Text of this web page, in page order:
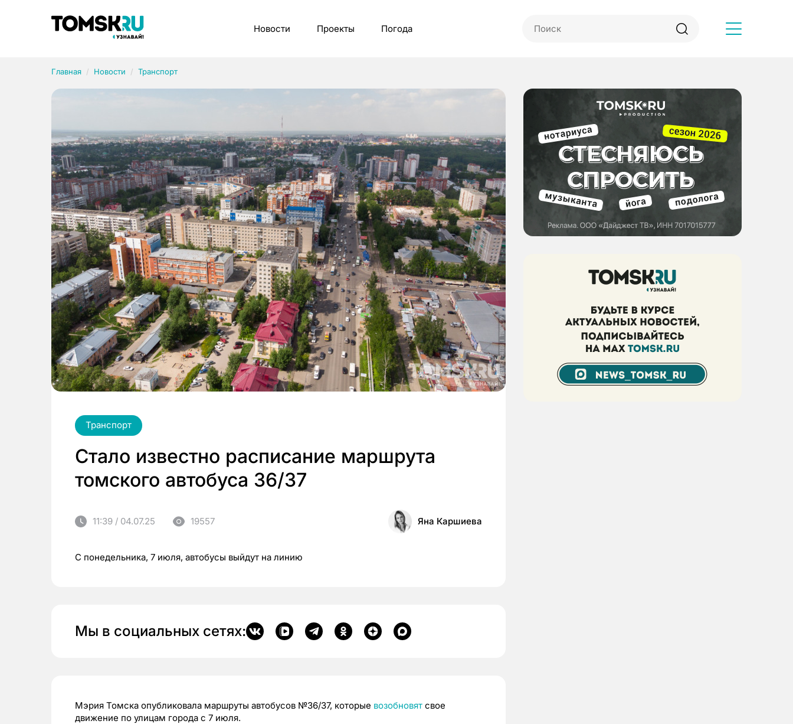
Новости Проекты Погода
Главная Новости Транспорт
Транспорт
Стало известно расписание маршрута
томского автобуса 36/37
11:39 / 04.07.25 19557 Яна Каршиева
С понедельника, 7 июля, автобусы выйдут на линию
Мы в социальных сетях:
Мэрия Томска опубликовала маршруты автобусов №36/37, которые возобновят свое
движение по улицам города с 7 июля.
Рубрики